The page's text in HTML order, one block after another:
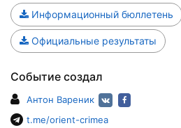
Информационный бюллетень
Официальные результаты
Событие создал
Антон Вареник
t.me/orient-crimea